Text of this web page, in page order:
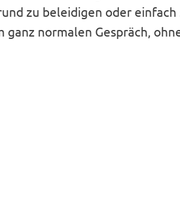
zu beleidigen oder einfach
ganz normalen Gespräch,